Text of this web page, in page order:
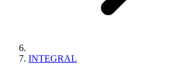
INTEGRAL